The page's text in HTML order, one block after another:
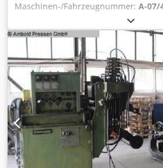
Maschinen-/Fahrzeugnummer: A-07/
max.: 130 mm
Richtwalzen: 5 Codpfxecxxx Rs Ad
Blechdicke - min.: 0,4 mm
Gewicht: 0,4 t Raumbedarf ca.:
Richtmaschine mit integriertem
VARI-Antrieb, Rechts- und Linkslauf,
Betriebsartenwahlschalter für
Einlaufrollenkorb, Positionsanzeige
Analogdisplay, Verstellung der
Handräder, automatische
guter Zustand